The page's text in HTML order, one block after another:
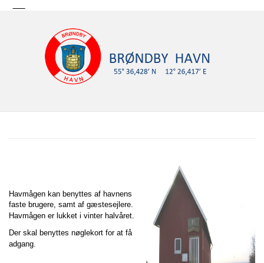
Havmågen kan benyttes af havnens
faste brugere, samt af gæstesejlere.
Havmågen er lukket i vinter halvåret.
Der skal benyttes nøglekort for at få
adgang.